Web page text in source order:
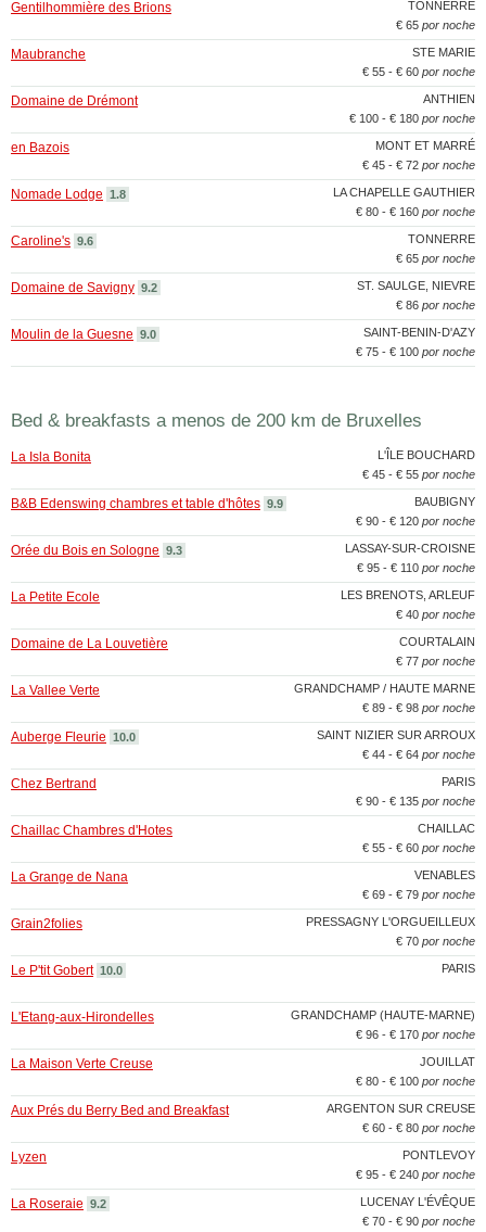
TONNERRE
Gentilhommière des Brions
€ 65 por noche
STE MARIE
Maubranche
€ 55 - € 60 por noche
ANTHIEN
Domaine de Drémont
€ 100 - € 180 por noche
MONT ET MARRÉ
en Bazois
€ 45 - € 72 por noche
LA CHAPELLE GAUTHIER
Nomade Lodge 1.8
€ 80 - € 160 por noche
TONNERRE
Caroline's 9.6
€ 65 por noche
ST. SAULGE, NIEVRE
Domaine de Savigny 9.2
€ 86 por noche
SAINT-BENIN-D'AZY
Moulin de la Guesne 9.0
€ 75 - € 100 por noche
Bed & breakfasts a menos de 200 km de Bruxelles
L'ÎLE BOUCHARD
La Isla Bonita
€ 45 - € 55 por noche
BAUBIGNY
B&B Edenswing chambres et table d'hôtes 9.9
€ 90 - € 120 por noche
LASSAY-SUR-CROISNE
Orée du Bois en Sologne 9.3
€ 95 - € 110 por noche
LES BRENOTS, ARLEUF
La Petite Ecole
€ 40 por noche
COURTALAIN
Domaine de La Louvetière
€ 77 por noche
GRANDCHAMP / HAUTE MARNE
La Vallee Verte
€ 89 - € 98 por noche
SAINT NIZIER SUR ARROUX
Auberge Fleurie 10.0
€ 44 - € 64 por noche
PARIS
Chez Bertrand
€ 90 - € 135 por noche
CHAILLAC
Chaillac Chambres d'Hotes
€ 55 - € 60 por noche
VENABLES
La Grange de Nana
€ 69 - € 79 por noche
PRESSAGNY L'ORGUEILLEUX
Grain2folies
€ 70 por noche
PARIS
Le P'tit Gobert 10.0
GRANDCHAMP (HAUTE-MARNE)
L'Etang-aux-Hirondelles
€ 96 - € 170 por noche
JOUILLAT
La Maison Verte Creuse
€ 80 - € 100 por noche
ARGENTON SUR CREUSE
Aux Prés du Berry Bed and Breakfast
€ 60 - € 80 por noche
PONTLEVOY
Lyzen
€ 95 - € 240 por noche
LUCENAY L'ÉVÊQUE
La Roseraie 9.2
€ 70 - € 90 por noche